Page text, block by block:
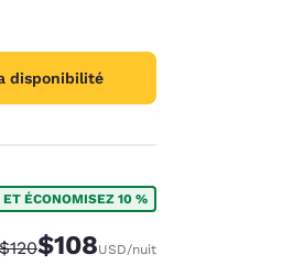
disponibilité
ÉCONOMISEZ 10 %
Tarif barré :
$120Tarif réduit :
$108USD/nuit